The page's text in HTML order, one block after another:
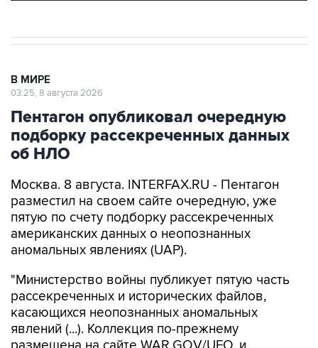
В МИРЕ
03:25, 8 августа 2026
Пентагон опубликовал очередную
подборку рассекреченных данных
об НЛО
Москва. 8 августа. INTERFAX.RU - Пентагон
разместил на своем сайте очередную, уже
пятую по счету подборку рассекреченных
американских данных о неопознанных
аномальных явлениях (UAP).
"Министерство войны публикует пятую часть
рассекреченных и исторических файлов,
касающихся неопознанных аномальных
явлений (...). Коллекция по-прежнему